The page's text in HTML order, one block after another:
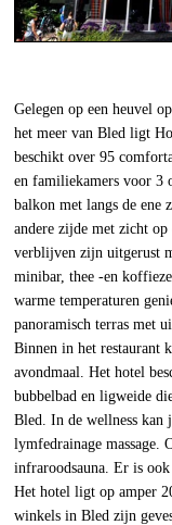
Gelegen op een heuvel
het meer van Bled ligt
beschikt over 95
en familiekamers voor 3
balkon met langs de ene
andere zijde met zicht
verblijven zijn uitgerust
minibar, thee -en
warme temperaturen
panoramisch terras met
Binnen in het restaurant
avondmaal. Het hotel
bubbelbad en ligweide
Bled. In de wellness kan
lymfedrainage massage.
infraroodsauna. Er is ook
Het hotel ligt op amper
winkels in Bled zijn